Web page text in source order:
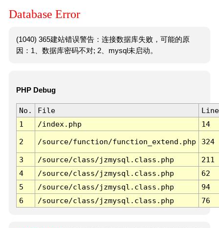
Database Error
(1040) 365建站错误警告：连接数据库失败，可能的原
因：1、数据库密码不对; 2、mysql未启动。
PHP Debug
No. File
Line
1
/index.php 14
2 /source/function/function_extend.php 324
3 /source/class/jzmysql.class.php
211
4
/source/class/jzmysql.class.php
62
5
/source/class/jzmysql.class.php
94
6
/source/class/jzmysql.class.php 76